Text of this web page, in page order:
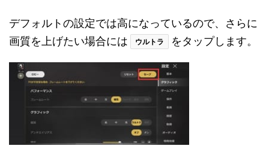
デフォルトの設定では高になっているので、さらに
画質を上げたい場合には
ウルトラ をタップします。